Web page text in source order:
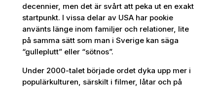
decennier, men det är svårt att peka ut en exakt
startpunkt. I vissa delar av USA har pookie
använts länge inom familjer och relationer, lite
på samma sätt som man i Sverige kan säga
“gulleplutt” eller “sötnos”.
Under 2000-talet började ordet dyka upp mer i
populärkulturen, särskilt i filmer, låtar och på